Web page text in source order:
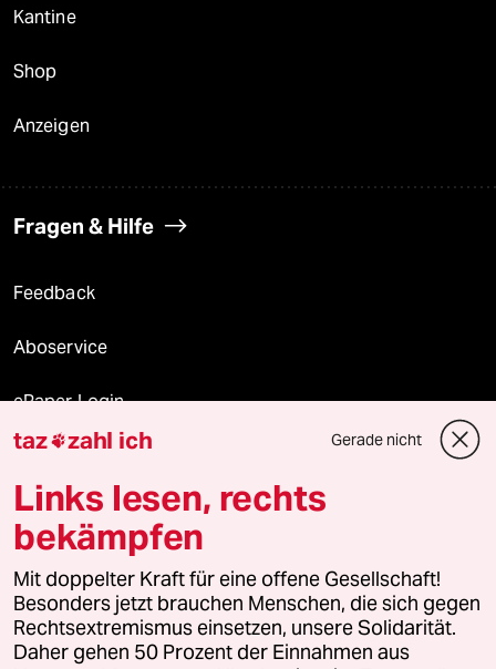
Kantine
Shop
Anzeigen
Fragen & Hilfe
Feedback
Aboservice
ePaper Login
Downloads für Abonnierende
© 2026 taz Verlags und Vertriebs GmbH
Alle Rechte vorbehalten. Bei rechtlichen Fragen oder für Genehmigungen
wenden Sie sich bitte an
lizenzen@taz.de
Feedback Redaktionsstatut Kommune-Richtlinien
taz zahl ich Gerade nicht
Links lesen, rechts
bekämpfen
Mit doppelter Kraft für eine offene Gesellschaft!
Besonders jetzt brauchen Menschen, die sich gegen
Rechtsextremismus einsetzen, unsere Solidarität.
Daher gehen 50 Prozent der Einnahmen aus